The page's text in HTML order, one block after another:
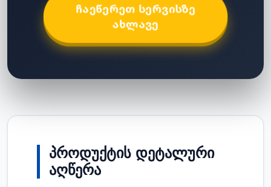
ᲩᲐᲔᲬᲔᲠᲔᲗ ᲡᲔᲠᲕᲘᲡᲖᲔ
ᲐᲮᲚᲐᲕᲔ
ᲞᲠᲝᲓᲣᲥᲢᲘᲡ ᲓᲔᲢᲐᲚᲣᲠᲘ
ᲐᲦᲬᲔᲠᲐ